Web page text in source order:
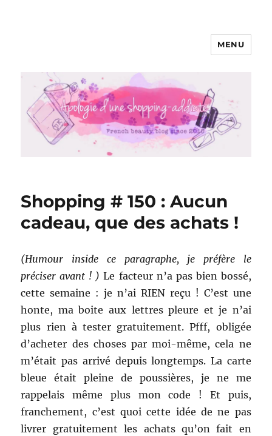
Apologie d'une Shopping-addicte
MENU
Shopping # 150 : Aucun
cadeau, que des achats !
(Humour inside ce paragraphe, je préfère le
préciser avant ! ) Le facteur n’a pas bien bossé,
cette semaine : je n’ai RIEN reçu ! C’est une
honte, ma boite aux lettres pleure et je n’ai
plus rien à tester gratuitement. Pfff, obligée
d’acheter des choses par moi-même, cela ne
m’était pas arrivé depuis longtemps. La carte
bleue était pleine de poussières, je ne me
rappelais même plus mon code ! Et puis,
franchement, c’est quoi cette idée de ne pas
livrer gratuitement les achats qu’on fait en